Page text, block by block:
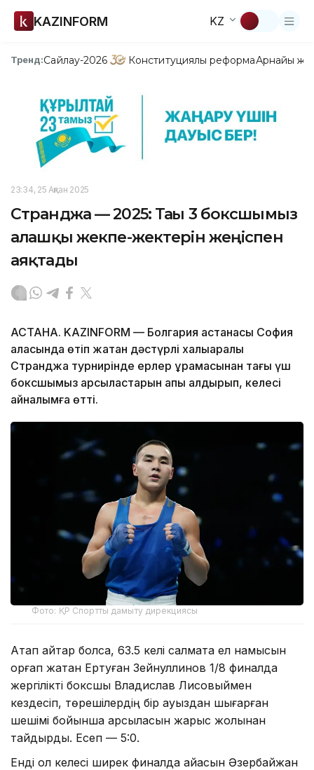
KAZINFORM KZ
Тренд:Сайлау-2026 Конституциялық реформаАрнайы
23:34, 25 Ақпан 2025
Странджа — 2025: Тағы 3 боксшымыз
алғашқы жекпе-жектерін жеңіспен
аяқтады
АСТАНА. KAZINFORM — Болгария астанасы София
қаласында өтіп жатқан дәстүрлі халықаралық
Странджа турнирінде ерлер құрамасынан тағы үш
боксшымыз қарсыластарын қапы қалдырып, келесі
айналымға өтті.
Фото: ҚР Спортты дамыту дирекциясы
Атап айтар болсақ, 63.5 келі салмақта ел намысын
қорғап жатқан Ертуған Зейнуллинов 1/8 финалда
жергілікті боксшы Владислав Лисовыймен
кездесіп, төрешілердің бір ауыздан шығарған
шешімі бойынша қарсыласын жарыс жолынан
тайдырды. Есеп — 5:0.
Енді ол келесі ширек финалда айқасын Әзербайжан